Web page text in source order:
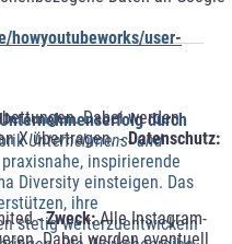
howyoutubeworks/user-
Dabei werden
X übertragen. -Datenschutz:
-Zweck:Alle Instagram-
Dabei werden eventuell
durch
Unternehmens- und
inspirierende
Diversity einsteigen. Das
ihre
stetig weiterzuentwickeln